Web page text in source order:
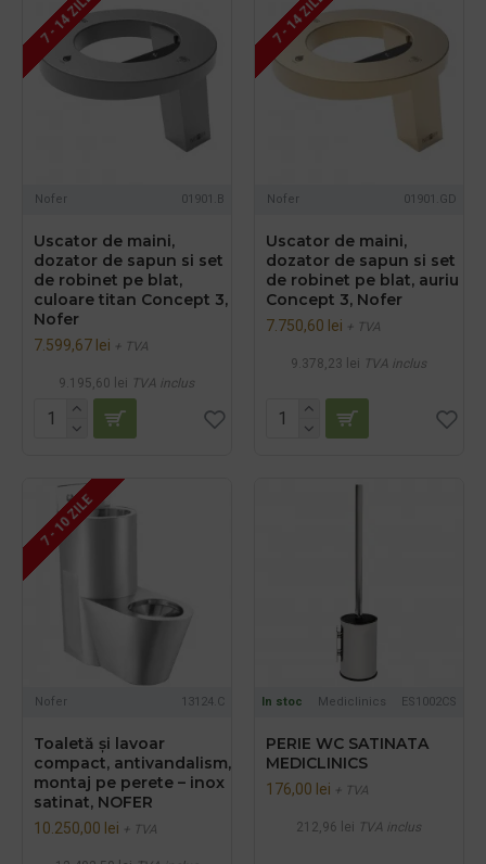
7 - 14 ZILE
Nofer 01901.B
Uscator de maini,
dozator de sapun si set
de robinet pe blat,
culoare titan Concept 3,
Nofer
7.599,67 lei + TVA
9.195,60 lei TVA inclus
7 - 14 ZILE
Nofer 01901.GD
Uscator de maini,
dozator de sapun si set
de robinet pe blat, auriu
Concept 3, Nofer
7.750,60 lei + TVA
9.378,23 lei TVA inclus
7 - 10 ZILE
Nofer 13124.C
Toaletă și lavoar
compact, antivandalism,
montaj pe perete – inox
satinat, NOFER
10.250,00 lei + TVA
In stoc Mediclinics ES1002CS
PERIE WC SATINATA
MEDICLINICS
176,00 lei + TVA
212,96 lei TVA inclus